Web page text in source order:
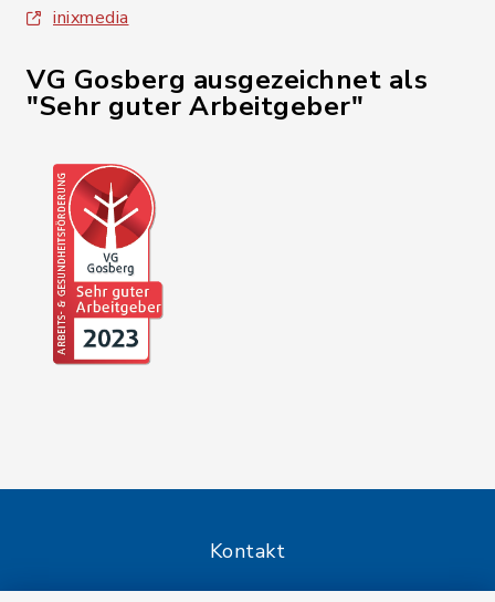
inixmedia
VG Gosberg ausgezeichnet als
"Sehr guter Arbeitgeber"
Kontakt